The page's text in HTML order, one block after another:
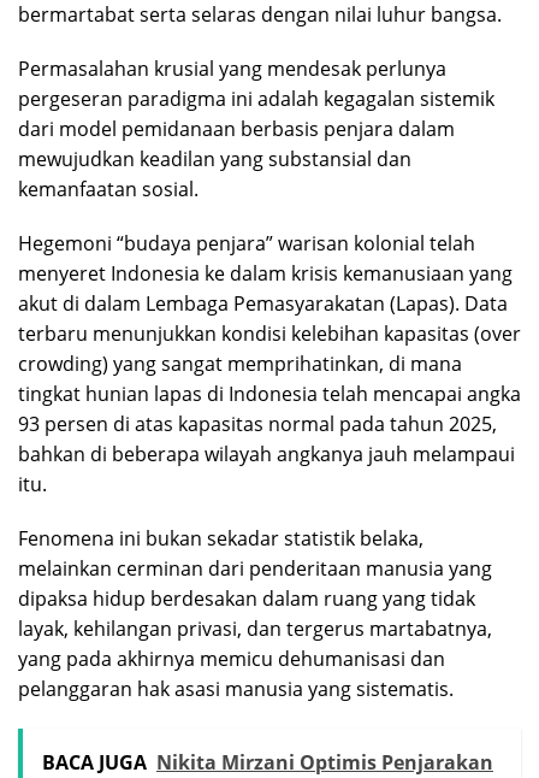
bermartabat serta selaras dengan nilai luhur bangsa.
Permasalahan krusial yang mendesak perlunya
pergeseran paradigma ini adalah kegagalan sistemik
dari model pemidanaan berbasis penjara dalam
mewujudkan keadilan yang substansial dan
kemanfaatan sosial.
Hegemoni “budaya penjara” warisan kolonial telah
menyeret Indonesia ke dalam krisis kemanusiaan yang
akut di dalam Lembaga Pemasyarakatan (Lapas). Data
terbaru menunjukkan kondisi kelebihan kapasitas (over
crowding) yang sangat memprihatinkan, di mana
tingkat hunian lapas di Indonesia telah mencapai angka
93 persen di atas kapasitas normal pada tahun 2025,
bahkan di beberapa wilayah angkanya jauh melampaui
itu.
Fenomena ini bukan sekadar statistik belaka,
melainkan cerminan dari penderitaan manusia yang
dipaksa hidup berdesakan dalam ruang yang tidak
layak, kehilangan privasi, dan tergerus martabatnya,
yang pada akhirnya memicu dehumanisasi dan
pelanggaran hak asasi manusia yang sistematis.
BACA JUGA Nikita Mirzani Optimis Penjarakan